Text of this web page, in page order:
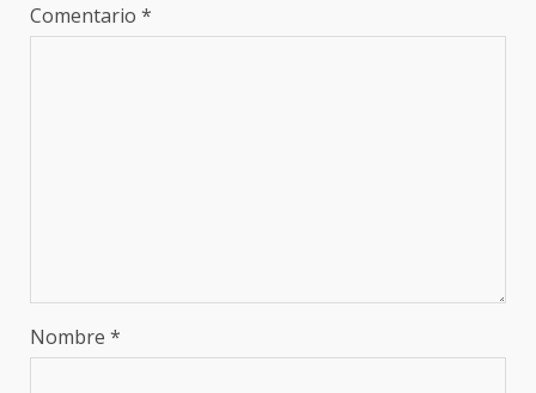
Comentario *
Nombre *